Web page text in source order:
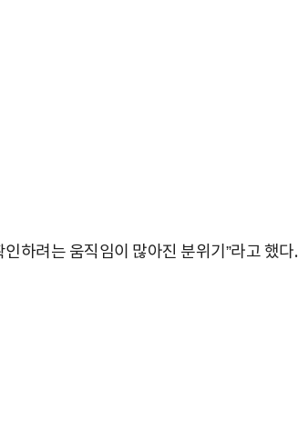
하려는 움직임이 많아진 분위기”라고 했다.